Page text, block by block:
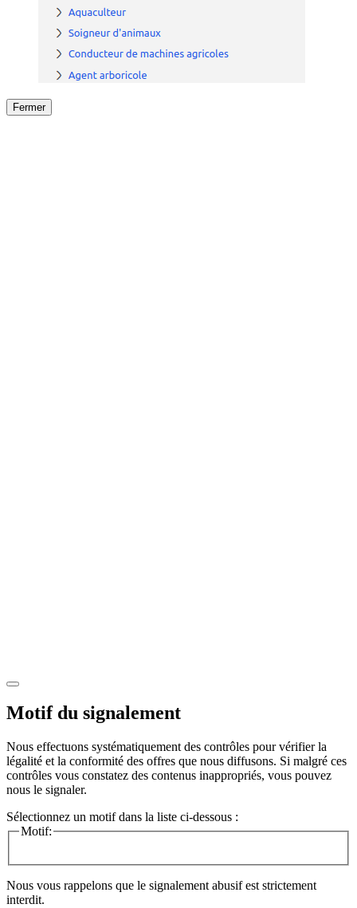
Fermer
Motif du signalement
Nous effectuons systématiquement des contrôles pour vérifier la
légalité et la conformité des offres que nous diffusons. Si malgré ces
contrôles vous constatez des contenus inappropriés, vous pouvez
nous le signaler.
Sélectionnez un motif dans la liste ci-dessous :
Motif:
Nous vous rappelons que le signalement abusif est strictement
interdit.